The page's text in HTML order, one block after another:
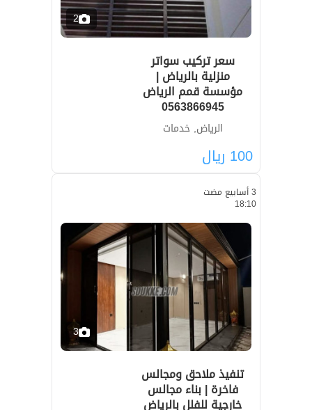
2
سعر تركيب سواتر
منزلية بالرياض |
مؤسسة قمم الرياض
0563866945
الرياض, خدمات
100 ريال
3 أسابيع مضت
18:10
3
تنفيذ ملاحق ومجالس
فاخرة | بناء مجالس
خارجية للفلل بالرياض